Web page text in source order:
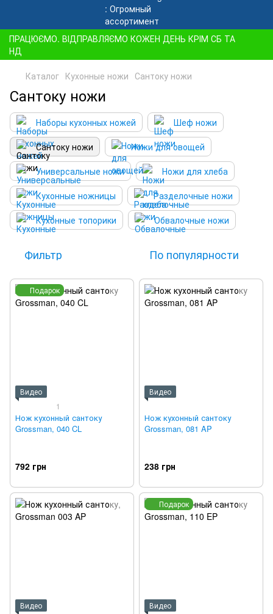
ПРАЦЮЄМО. ВІДПРАВЛЯЄМО КОЖЕН ДЕНЬ КРІМ СБ ТА
НД
Каталог Кухонные ножи Сантоку ножи
Сантоку ножи
Наборы кухонных ножей
Шеф ножи
Сантоку ножи
Ножи для овощей
Универсальные ножи
Ножи для хлеба
Кухонные ножницы
Разделочные ножи
Кухонные топорики
Обвалочные ножи
Фильтр По популярности
Подарок
Видео
1
Нож кухонный сантоку
Grossman, 040 CL
792 грн
Видео
Нож кухонный сантоку
Grossman, 081 AP
238 грн
Видео
Подарок
Видео